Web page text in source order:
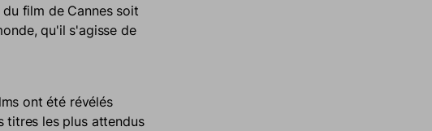
film de Cannes soit
qu'il s'agisse de
ont été révélés
titres les plus attendus